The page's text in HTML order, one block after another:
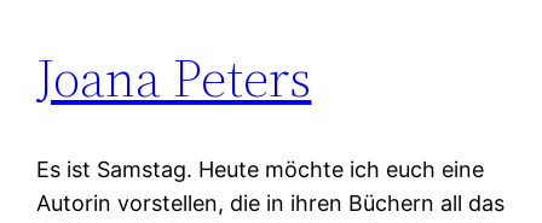
Joana Peters
Es ist Samstag. Heute möchte ich euch eine
Autorin vorstellen, die in ihren Büchern all das